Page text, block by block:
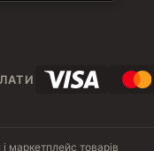
маркетплейс товарів